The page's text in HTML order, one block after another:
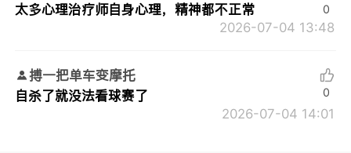
太多心理治疗师自身心理，精神都不正常
2026-07-04 13:48
0
搏一把单车变摩托
自杀了就没法看球赛了
2026-07-04 14:01
0